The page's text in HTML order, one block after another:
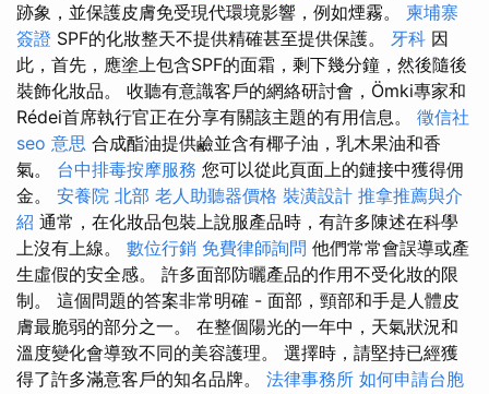
跡象，並保護皮膚免受現代環境影響，例如煙霧。 柬埔寨
簽證 SPF的化妝整天不提供精確甚至提供保護。 牙科 因
此，首先，應塗上包含SPF的面霜，剩下幾分鐘，然後隨後
裝飾化妝品。 收聽有意識客戶的網絡研討會，Ömki專家和
Rédei首席執行官正在分享有關該主題的有用信息。 徵信社
seo 意思 合成酯油提供鹼並含有椰子油，乳木果油和香
氣。 台中排毒按摩服務 您可以從此頁面上的鏈接中獲得佣
金。 安養院 北部 老人助聽器價格 裝潢設計 推拿推薦與介
紹 通常，在化妝品包裝上說服產品時，有許多陳述在科學
上沒有上線。 數位行銷 免費律師詢問 他們常常會誤導或產
生虛假的安全感。 許多面部防曬產品的作用不受化妝的限
制。 這個問題的答案非常明確 - 面部，頸部和手是人體皮
膚最脆弱的部分之一。 在整個陽光的一年中，天氣狀況和
溫度變化會導致不同的美容護理。 選擇時，請堅持已經獲
得了許多滿意客戶的知名品牌。 法律事務所 如何申請台胞